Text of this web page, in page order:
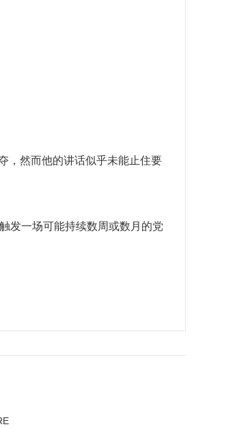
，然而他的讲话似乎未能止住要
发一场可能持续数周或数月的党